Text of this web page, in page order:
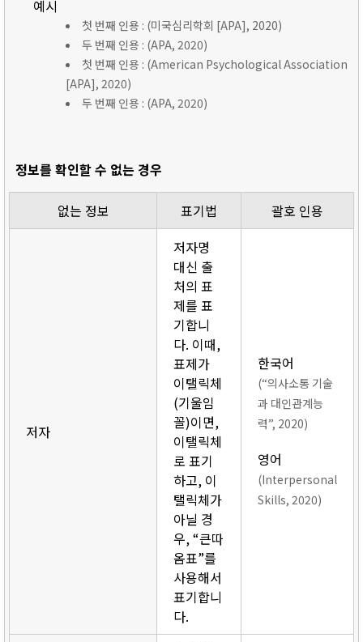
예시
첫 번째 인용 : (미국심리학회 [APA], 2020)
두 번째 인용 : (APA, 2020)
첫 번째 인용 : (American Psychological Association
[APA], 2020)
두 번째 인용 : (APA, 2020)
정보를 확인할 수 없는 경우
없는 정보 표기법 괄호 인용
저자
저자명
대신 출
처의 표
제를 표
기합니
다. 이때,
표제가
이탤릭체
(기울임
꼴)이면,
이탤릭체
로 표기
하고, 이
탤릭체가
아닐 경
우, “큰따
옴표”를
사용해서
표기합니
다.
한국어
(“의사소통 기술
과 대인관계능
력”, 2020)
영어
(Interpersonal
Skills, 2020)